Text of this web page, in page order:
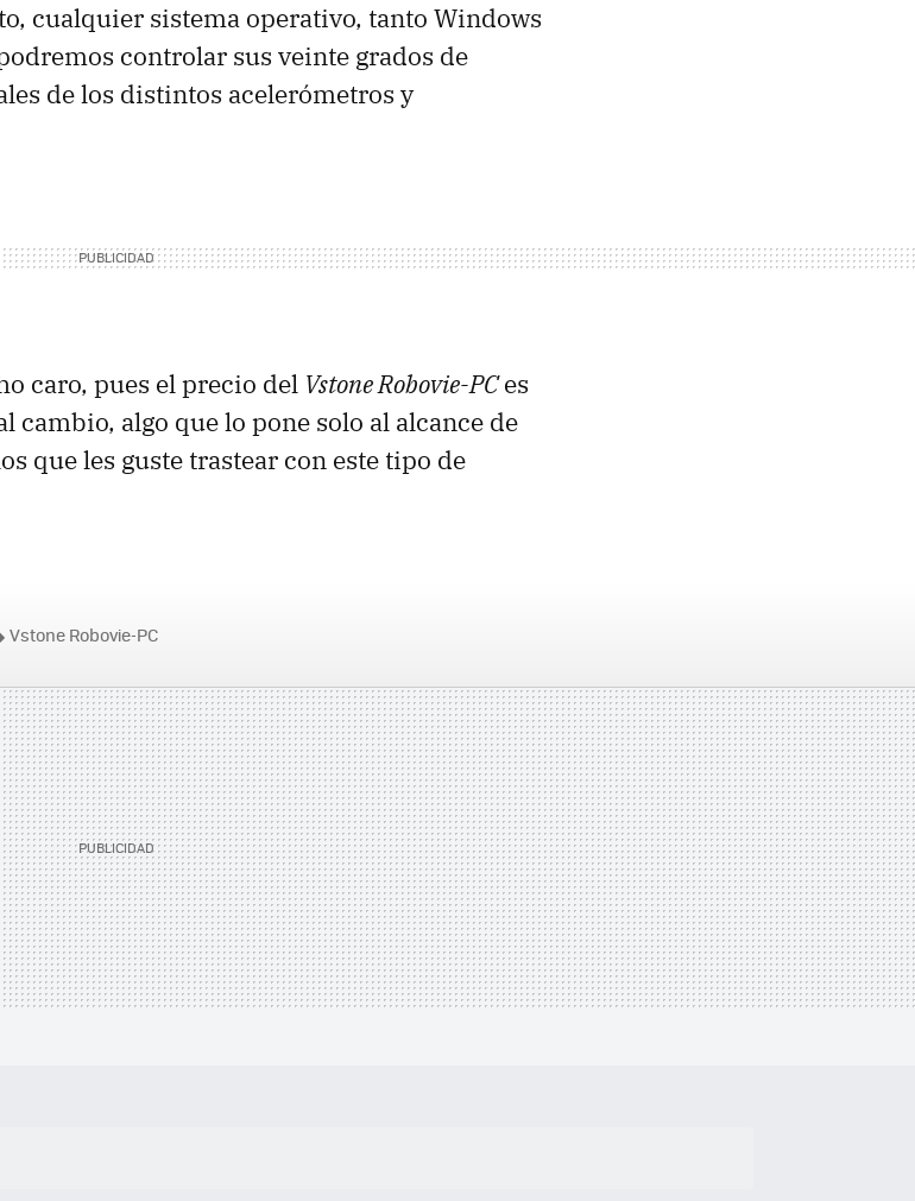
cualquier sistema operativo, tanto Windows
controlar sus veinte grados de
de los distintos acelerómetros y
caro, pues el precio del Vstone Robovie-PCes
cambio, algo que lo pone solo al alcance de
que les guste trastear con este tipo de
Vstone Robovie-PC